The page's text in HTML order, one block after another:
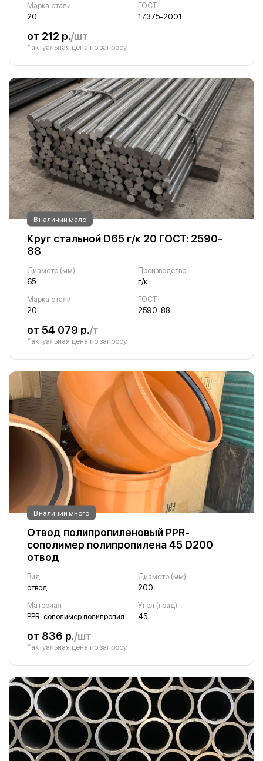
Марка стали
20
ГОСТ
17375-2001
от 212 р./шт
*актуальная цена по запросу
В наличии мало
Круг стальной D65 г/к 20 ГОСТ: 2590-
88
Диаметр (мм)
65
Производство
г/к
Марка стали
20
ГОСТ
2590-88
от 54 079 р./т
*актуальная цена по запросу
В наличии много
Отвод полипропиленовый PPR-
сополимер полипропилена 45 D200
отвод
Вид
отвод
Диаметр (мм)
200
Материал
PPR-сополимер полипропилена
Угол (град)
45
от 836 р./шт
*актуальная цена по запросу